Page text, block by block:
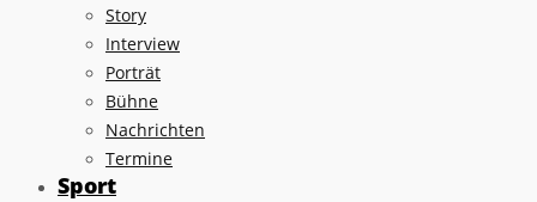
Story
Interview
Porträt
Bühne
Nachrichten
Termine
Sport